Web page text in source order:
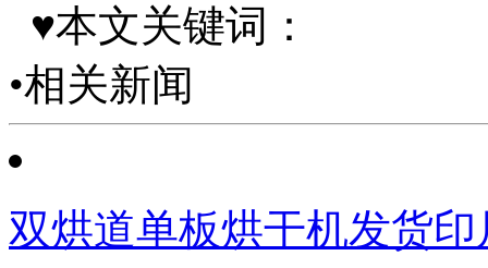
♥本文关键词：
•相关新闻
双烘道单板烘干机发货印